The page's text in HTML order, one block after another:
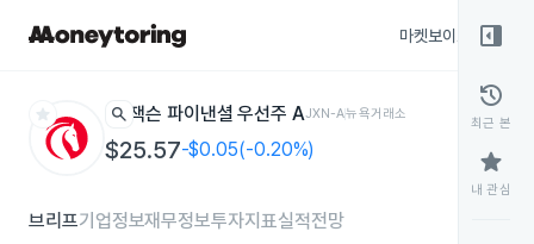
마켓보이스
star search 잭슨 파이낸셜 우선주 AJXN-A뉴욕거래소
$25.57-$0.05(-0.20%)
브리프기업정보재무정보투자지표실적전망
right_panel_open
history
최근 본
star
내 관심